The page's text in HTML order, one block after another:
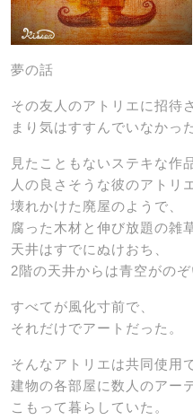
夢の話
その友人のアトリエに招待
まり気はすすんでいなかっ
見たこともないステキな作
人の良さそうな彼のアトリ
壊れかけた廃屋のようで、
腐った木材と伸び放題の雑
天井はすでにぬけおち、
2階の天井からは青空がのぞ
すべてが風化寸前で、
それだけでアートだった。
そんなアトリエは共同使用で
建物の各部屋に数人のアー
こもって暮らしていた。